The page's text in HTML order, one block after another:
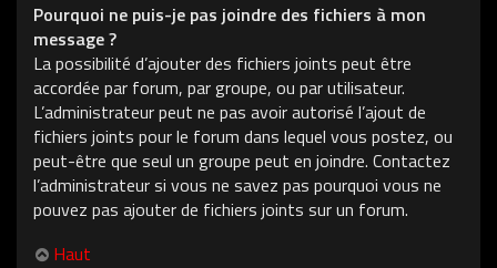
Pourquoi ne puis-je pas joindre des fichiers à mon
message ?
La possibilité d’ajouter des fichiers joints peut être
accordée par forum, par groupe, ou par utilisateur.
L’administrateur peut ne pas avoir autorisé l’ajout de
fichiers joints pour le forum dans lequel vous postez, ou
peut-être que seul un groupe peut en joindre. Contactez
l’administrateur si vous ne savez pas pourquoi vous ne
pouvez pas ajouter de fichiers joints sur un forum.
Haut